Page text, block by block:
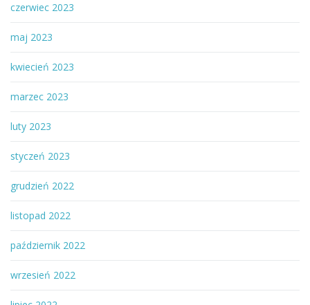
czerwiec 2023
maj 2023
kwiecień 2023
marzec 2023
luty 2023
styczeń 2023
grudzień 2022
listopad 2022
październik 2022
wrzesień 2022